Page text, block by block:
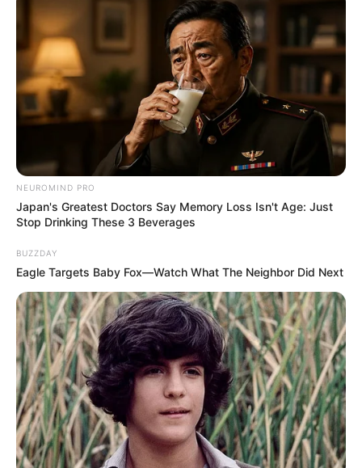
Anti Mainstream, 10 Cara
Membawa Barang Belanjaan
Versi Warga Thailand
Langka Banget! 10 Pose Lucu
Katak yang Bikin Ketawa
Gemes
NEUROMIND PRO
Japan's Greatest Doctors Say Memory Loss Isn't Age: Just
Stop Drinking These 3 Beverages
BUZZDAY
Eagle Targets Baby Fox—Watch What The Neighbor Did Next